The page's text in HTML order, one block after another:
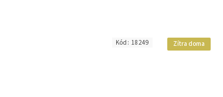
Kód: 18249 Zítra doma